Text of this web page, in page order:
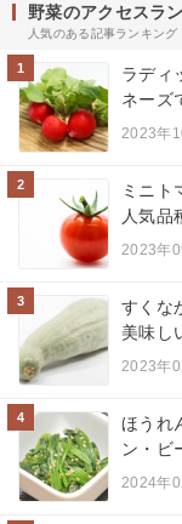
野菜のアクセスラ
人気のある記事ランキング
1
ラディ
ネーズ
2023年
2
ミニト
人気品
2023年
3
すくな
美味し
2023年
4
ほうれ
ン・ビ
2024年